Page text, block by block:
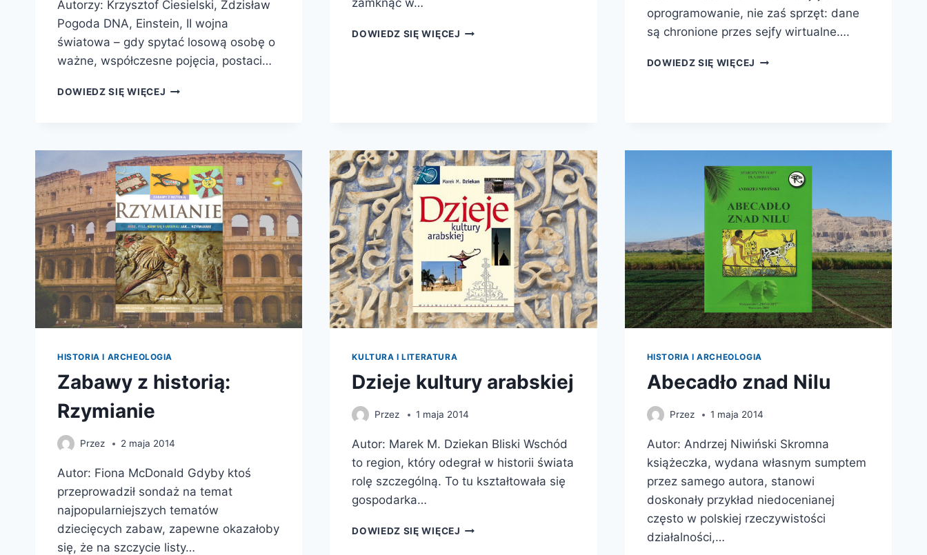
Autorzy: Krzysztof Ciesielski, Zdzisław
Pogoda DNA, Einstein, II wojna
światowa – gdy spytać losową osobę o
ważne, współczesne pojęcia, postaci…
DOWIEDZ SIĘ WIĘCEJ BEZMIAR
zamknąć w…
DOWIEDZ SIĘ WIĘCEJ WYSPY
oprogramowanie, nie zaś sprzęt: dane
są chronione przes sejfy wirtualne….
DOWIEDZ SIĘ WIĘCEJ REWOLUCJA
HISTORIA I ARCHEOLOGIA
Zabawy z historią:
Rzymianie
Przez 2 maja 2014
Autor: Fiona McDonald Gdyby ktoś
przeprowadził sondaż na temat
najpopularniejszych tematów
dziecięcych zabaw, zapewne okazałoby
się, że na szczycie listy…
KULTURA I LITERATURA
Dzieje kultury arabskiej
Przez 1 maja 2014
Autor: Marek M. Dziekan Bliski Wschód
to region, który odegrał w historii świata
rolę szczególną. To tu kształtowała się
gospodarka…
DOWIEDZ SIĘ WIĘCEJ DZIEJE
HISTORIA I ARCHEOLOGIA
Abecadło znad Nilu
Przez 1 maja 2014
Autor: Andrzej Niwiński Skromna
książeczka, wydana własnym sumptem
przez samego autora, stanowi
doskonały przykład niedocenianej
często w polskiej rzeczywistości
działalności,…